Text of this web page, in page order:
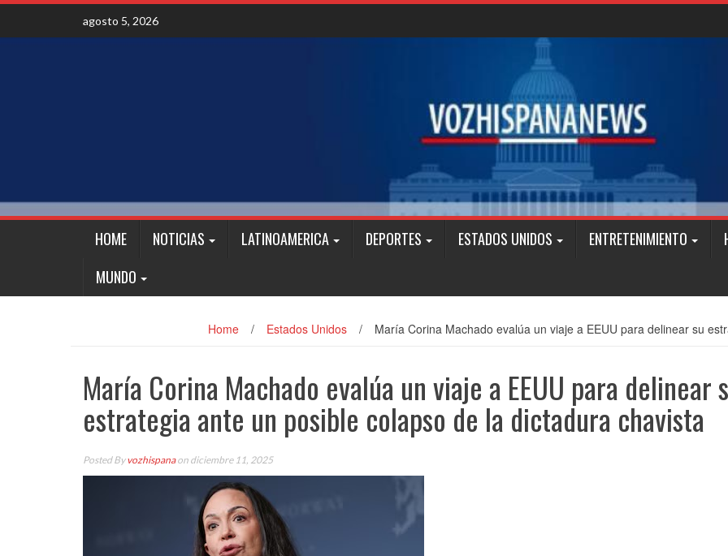
Skip
content
agosto 5, 2026
HOME NOTICIAS LATINOAMERICA DEPORTES ESTADOS UNIDOS ENTRETENIMIENTO
MUNDO
Home / Estados Unidos / María Corina Machado evalúa un viaje a EEUU para delinear su
María Corina Machado evalúa un viaje a EEUU para delinear
estrategia ante un posible colapso de la dictadura chavista
Posted Byvozhispanaon diciembre 11, 2025